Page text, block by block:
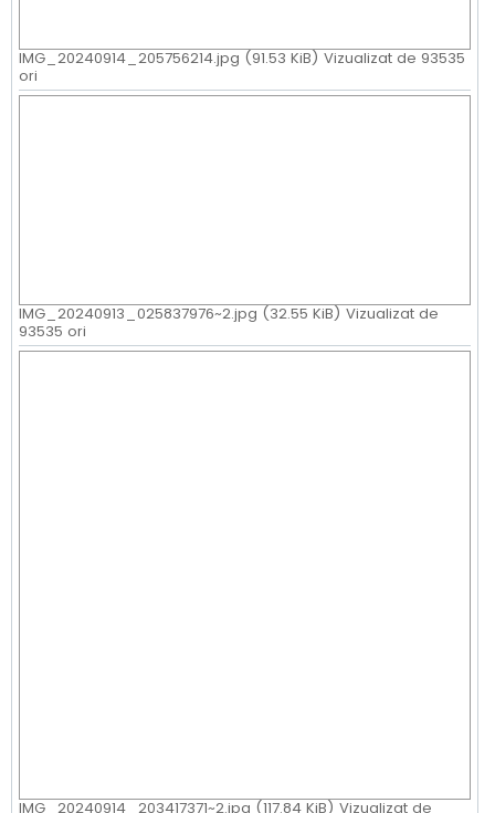
IMG_20240914_205756214.jpg (91.53 KiB) Vizualizat de 93535
ori
IMG_20240913_025837976~2.jpg (32.55 KiB) Vizualizat de
93535 ori
IMG_20240914_203417371~2.jpg (117.84 KiB) Vizualizat de